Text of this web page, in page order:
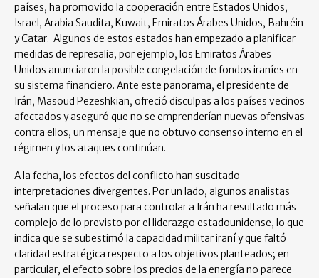
países, ha promovido la cooperación entre Estados Unidos,
Israel, Arabia Saudita, Kuwait, Emiratos Árabes Unidos, Bahréin
y Catar. Algunos de estos estados han empezado a planificar
medidas de represalia; por ejemplo, los Emiratos Árabes
Unidos anunciaron la posible congelación de fondos iraníes en
su sistema financiero. Ante este panorama, el presidente de
Irán, Masoud Pezeshkian, ofreció disculpas a los países vecinos
afectados y aseguró que no se emprenderían nuevas ofensivas
contra ellos, un mensaje que no obtuvo consenso interno en el
régimen y los ataques continúan.
A la fecha, los efectos del conflicto han suscitado
interpretaciones divergentes. Por un lado, algunos analistas
señalan que el proceso para controlar a Irán ha resultado más
complejo de lo previsto por el liderazgo estadounidense, lo que
indica que se subestimó la capacidad militar iraní y que faltó
claridad estratégica respecto a los objetivos planteados; en
particular, el efecto sobre los precios de la energía no parece